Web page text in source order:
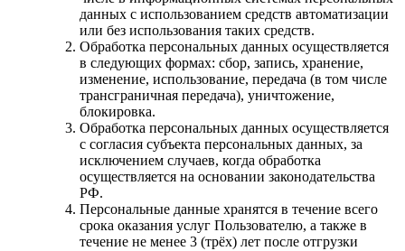
данных с использованием средств автоматизации
или без использования таких средств.
Обработка персональных данных осуществляется
в следующих формах: сбор, запись, хранение,
изменение, использование, передача (в том числе
трансграничная передача), уничтожение,
блокировка.
Обработка персональных данных осуществляется
с согласия субъекта персональных данных, за
исключением случаев, когда обработка
осуществляется на основании законодательства
РФ.
Персональные данные хранятся в течение всего
срока оказания услуг Пользователю, а также в
течение не менее 3 (трёх) лет после отгрузки